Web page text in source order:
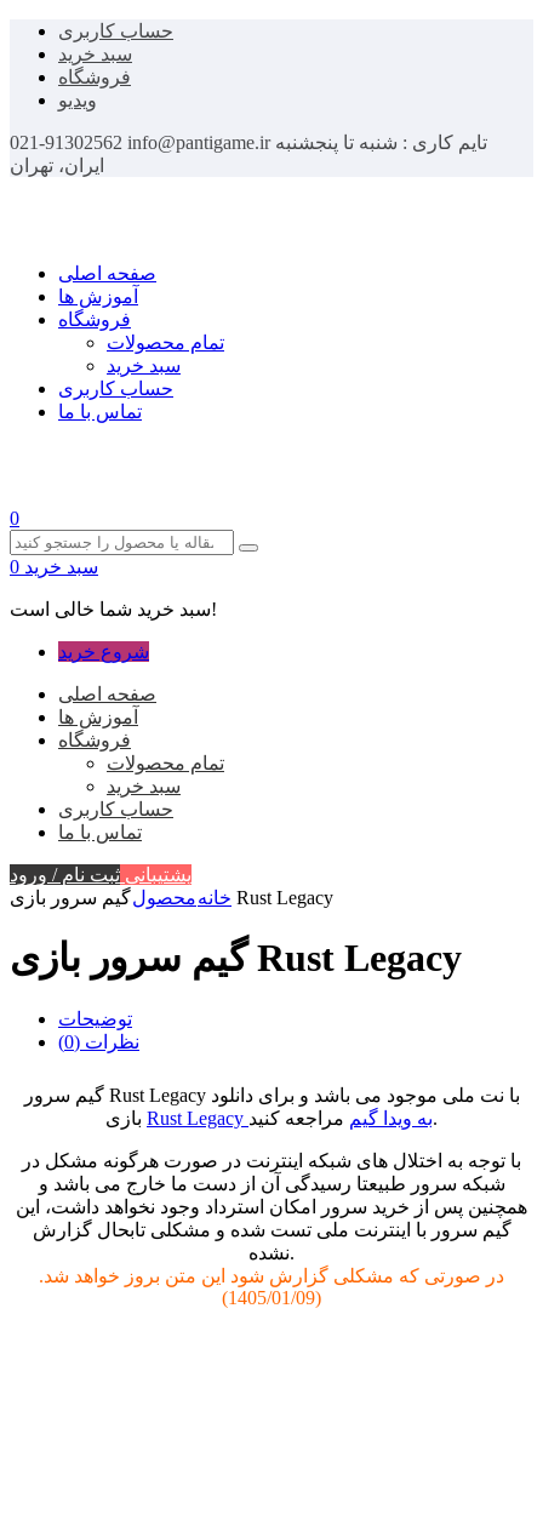
حساب کاربری
سبد خرید
فروشگاه
ویدیو
021-91302562 info@pantigame.ir تایم کاری : شنبه تا پنجشنبه
ایران، تهران
صفحه اصلی
آموزش ها
فروشگاه
تمام محصولات
سبد خرید
حساب کاربری
تماس با ما
0
سبد خرید 0
سبد خرید شما خالی است!
شروع خرید
صفحه اصلی
آموزش ها
فروشگاه
تمام محصولات
سبد خرید
حساب کاربری
تماس با ما
پشتیبانی ثبت نام / ورود
خانهمحصول گیم سرور بازی Rust Legacy
گیم سرور بازی Rust Legacy
توضیحات
نظرات (0)
گیم سرور Rust Legacy با نت ملی موجود می باشد و برای دانلود
Rust Legacy به ویدا گیممراجعه کنید.
با توجه به اختلال های شبکه اینترنت در صورت هرگونه مشکل در
شبکه سرور طبیعتا رسیدگی آن از دست ما خارج می باشد و
همچنین پس از خرید سرور امکان استرداد وجود نخواهد داشت، این
گیم سرور با اینترنت ملی تست شده و مشکلی تابحال گزارش
نشده.
در صورتی که مشکلی گزارش شود این متن بروز خواهد شد.
(1405/01/09)